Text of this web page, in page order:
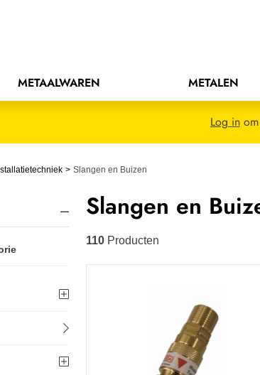
METAALWAREN METALEN
Log inom
Slangen en Buizen
Slangen en
110 Producten